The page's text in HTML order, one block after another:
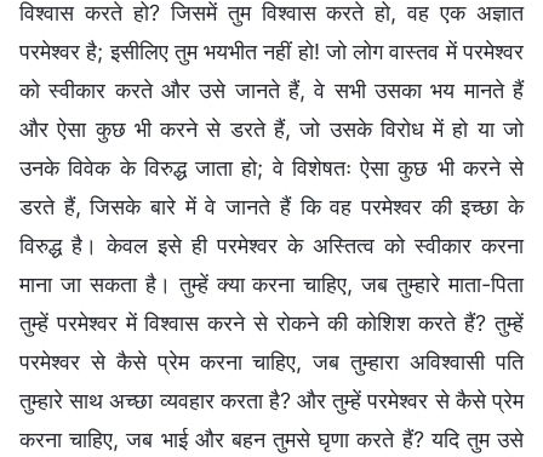
विश्वास करते हो? जिसमें तुम विश्वास करते हो, वह एक अज्ञात
परमेश्वर है; इसीलिए तुम भयभीत नहीं हो! जो लोग वास्तव में परमेश्वर
को स्वीकार करते और उसे जानते हैं, वे सभी उसका भय मानते हैं
और ऐसा कुछ भी करने से डरते हैं, जो उसके विरोध में हो या जो
उनके विवेक के विरुद्ध जाता हो; वे विशेषतः ऐसा कुछ भी करने से
डरते हैं, जिसके बारे में वे जानते हैं कि वह परमेश्वर की इच्छा के
विरुद्ध है। केवल इसे ही परमेश्वर के अस्तित्व को स्वीकार करना
माना जा सकता है। तुम्हें क्या करना चाहिए, जब तुम्हारे माता-पिता
तुम्हें परमेश्वर में विश्वास करने से रोकने की कोशिश करते हैं? तुम्हें
परमेश्वर से कैसे प्रेम करना चाहिए, जब तुम्हारा अविश्वासी पति
तुम्हारे साथ अच्छा व्यवहार करता है? और तुम्हें परमेश्वर से कैसे प्रेम
करना चाहिए, जब भाई और बहन तुमसे घृणा करते हैं? यदि तुम उसे